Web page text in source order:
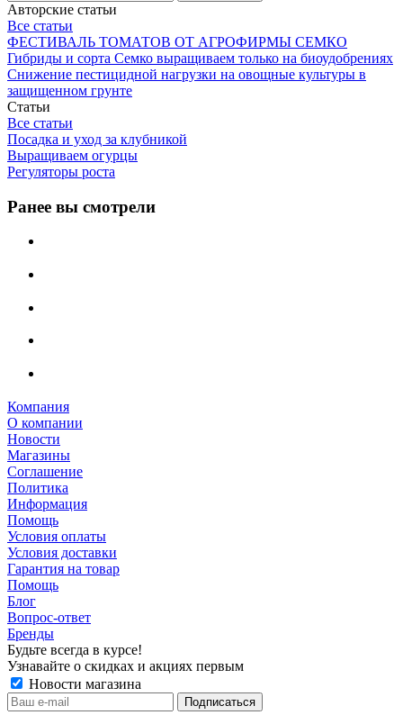
Авторские статьи
Все статьи
ФЕСТИВАЛЬ ТОМАТОВ ОТ АГРОФИРМЫ СЕМКО
Гибриды и сорта Семко выращиваем только на биоудобрениях
Снижение пестицидной нагрузки на овощные культуры в
защищенном грунте
Статьи
Все статьи
Посадка и уход за клубникой
Выращиваем огурцы
Регуляторы роста
Ранее вы смотрели
Компания
О компании
Новости
Магазины
Соглашение
Политика
Информация
Помощь
Условия оплаты
Условия доставки
Гарантия на товар
Помощь
Блог
Вопрос-ответ
Бренды
Будьте всегда в курсе!
Узнавайте о скидках и акциях первым
Новости магазина